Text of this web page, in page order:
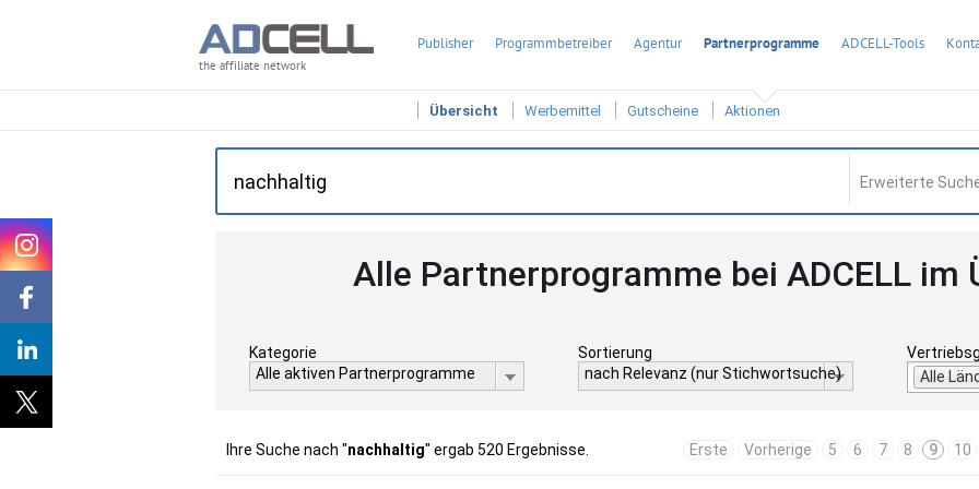
the affiliate network
Publisher Programmbetreiber Agentur Partnerprogramme ADCELL-Tools
Übersicht Werbemittel Gutscheine Aktionen
Erweiterte
Alle Partnerprogramme bei ADCELL im
Kategorie
Alle aktiven Partnerprogramme
Sortierung
nach Relevanz (nur Stichwortsuche)
Alle
Ihre Suche nach "nachhaltig" ergab 520 Ergebnisse. Erste Vorherige 5 6 7 8 9 10